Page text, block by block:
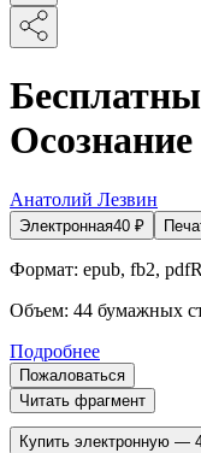
Осознание
Анатолий Лезвин
Электронная40 ₽
Формат: epub, fb2,
Объем: 44 бумажных
Подробнее
Пожаловаться
Читать фрагмент
Купить электронную —